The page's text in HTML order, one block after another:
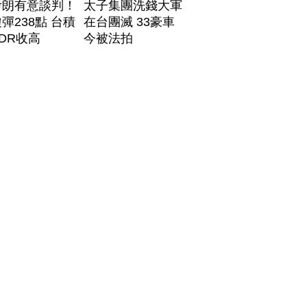
有意談判！
238點 台積
收高
太子集團洗錢大軍
在台團滅 33豪車
今被法拍